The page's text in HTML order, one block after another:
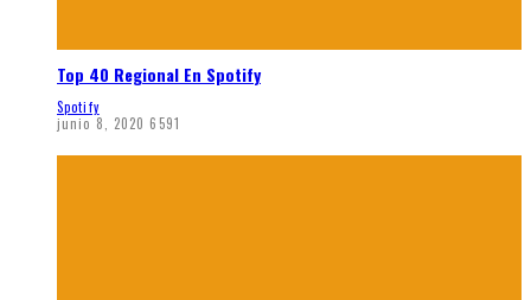
Top 40 Regional En Spotify
Spotify
junio 8, 2020 6591